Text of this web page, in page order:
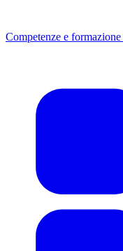
Competenze e formazione